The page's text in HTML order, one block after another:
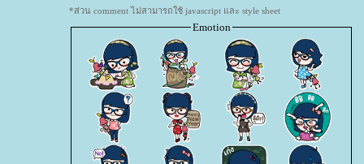
*ส่วน comment ไม่สามารถใช้ javascript และ style sheet
Emotion